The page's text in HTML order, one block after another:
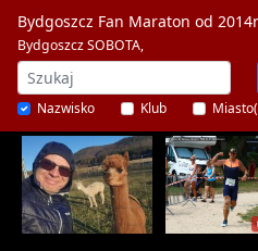
Bydgoszcz Fan Maraton od
Bydgoszcz SOBOTA,
Nazwisko Klub